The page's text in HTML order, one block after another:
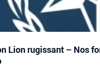
Lion rugissant – Nos